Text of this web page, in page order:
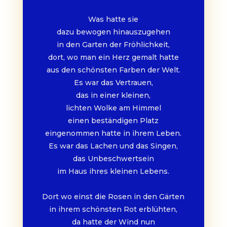
Was hatte sie
dazu bewogen hinauszugehen
in den Garten der Fröhlichkeit,
dort, wo man ein Herz gemalt hatte
aus den schönsten Farben der Welt.
Es war das Vertrauen,
das in einer kleinen,
lichten Wolke am Himmel
einen beständigen Platz
eingenommen hatte in ihrem Leben.
Es war das Lachen und das Singen,
das Unbeschwertsein
im Haus ihres kleinen Lebens.
Dort wo einst die Rosen in den Gärten
in ihrem schönsten Rot erblühten,
da hatte der Wind nun